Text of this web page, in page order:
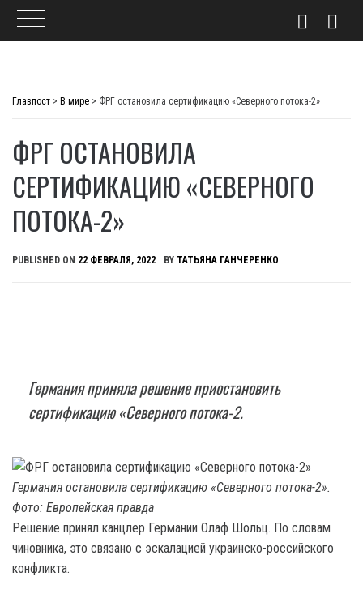
Главпост > В мире > ФРГ остановила сертификацию «Северного потока-2»
ФРГ ОСТАНОВИЛА
СЕРТИФИКАЦИЮ «СЕВЕРНОГО
ПОТОКА-2»
PUBLISHED ON 22 ФЕВРАЛЯ, 2022 BY ТАТЬЯНА ГАНЧЕРЕНКО
Германия приняла решение приостановить
сертификацию «Северного потока-2.
Германия остановила сертификацию «Северного потока-2».
Фото: Европейская правда
Решение принял канцлер Германии Олаф Шольц. По словам
чиновника, это связано с эскалацией украинско-российского
конфликта.